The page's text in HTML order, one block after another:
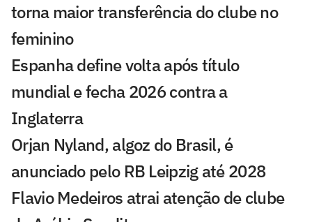
torna maior transferência do clube no
feminino
Espanha define volta após título
mundial e fecha 2026 contra a
Inglaterra
Orjan Nyland, algoz do Brasil, é
anunciado pelo RB Leipzig até 2028
Flavio Medeiros atrai atenção de clube